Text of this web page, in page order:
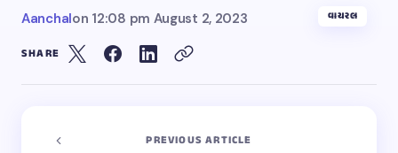
Aanchalon 12:08 pm August 2, 2023 વાયરલ
SHARE
PREVIOUS ARTICLE